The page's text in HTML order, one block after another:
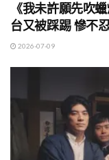
《我未許願先吹
台又被踩踢 慘不
2026-07-09